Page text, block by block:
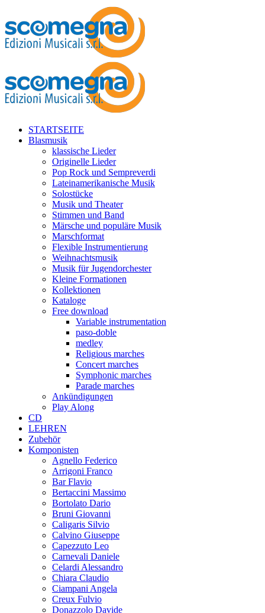
STARTSEITE
Blasmusik
klassische Lieder
Originelle Lieder
Pop Rock und Sempreverdi
Lateinamerikanische Musik
Solostücke
Musik und Theater
Stimmen und Band
Märsche und populäre Musik
Marschformat
Flexible Instrumentierung
Weihnachtsmusik
Musik für Jugendorchester
Kleine Formationen
Kollektionen
Kataloge
Free download
Variable instrumentation
paso-doble
medley
Religious marches
Concert marches
Symphonic marches
Parade marches
Ankündigungen
Play Along
CD
LEHREN
Zubehör
Komponisten
Agnello Federico
Arrigoni Franco
Bar Flavio
Bertaccini Massimo
Bortolato Dario
Bruni Giovanni
Caligaris Silvio
Calvino Giuseppe
Capezzuto Leo
Carnevali Daniele
Celardi Alessandro
Chiara Claudio
Ciampani Angela
Creux Fulvio
Donazzolo Davide